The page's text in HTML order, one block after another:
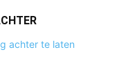
achter te laten